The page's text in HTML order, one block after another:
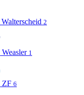
Walterscheid 2
Weasler 1
ZF 6